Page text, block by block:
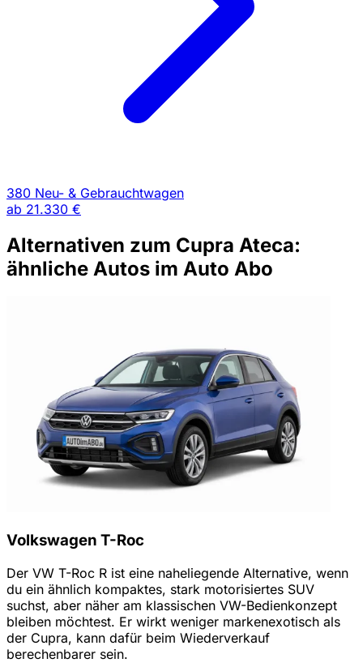
380 Neu- & Gebrauchtwagen
ab 21.330 €
Alternativen zum Cupra Ateca:
ähnliche Autos im Auto Abo
Volkswagen T-Roc
Der VW T-Roc R ist eine naheliegende Alternative, wenn
du ein ähnlich kompaktes, stark motorisiertes SUV
suchst, aber näher am klassischen VW-Bedienkonzept
bleiben möchtest. Er wirkt weniger markenexotisch als
der Cupra, kann dafür beim Wiederverkauf
berechenbarer sein.